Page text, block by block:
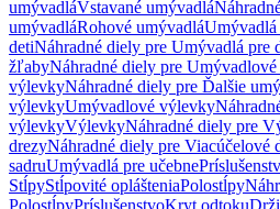
umývadláVstavané umývadlá
umývadláRohové umývadlá
detiNáhradné diely pre Umývadlá pre
žľabyNáhradné diely pre
výlevkyNáhradné diely pre Ďalšie
výlevkyUmývadlové výlevky
výlevkyVýlevkyNáhradné diely pre
drezyNáhradné diely pre Viacúčelové
sadruUmývadlá pre učebne
StĺpyStĺpovité oplášteniaPolostĺpy
PolostĺpyPríslušenstvoKryt odtoku